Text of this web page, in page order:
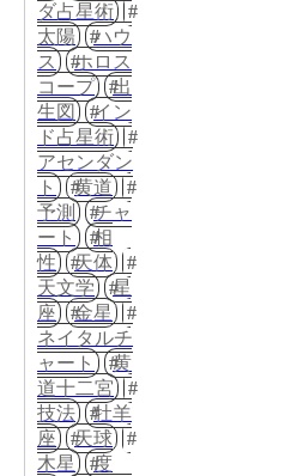
ダ占星術
太陽
ハウ
ス
ホロス
コープ
出
生図
イン
ド占星術
アセンダン
ト
黄道
予測
チャ
ート
相
性
天体
天文学
星
座
金星
ネイタルチ
ャート
黄
道十二宮
技法
牡羊
座
天球
木星
度